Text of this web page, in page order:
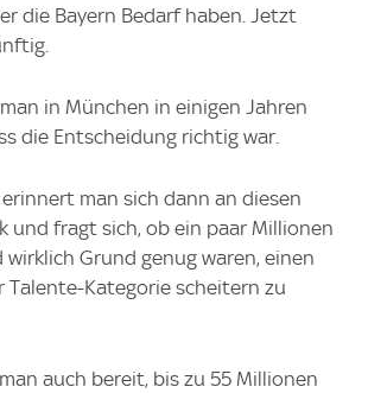
die Bayern Bedarf haben. Jetzt
in München in einigen Jahren
die Entscheidung richtig war.
man sich dann an diesen
und fragt sich, ob ein paar Millionen
wirklich Grund genug waren, einen
Talente-Kategorie scheitern zu
auch bereit, bis zu 55 Millionen